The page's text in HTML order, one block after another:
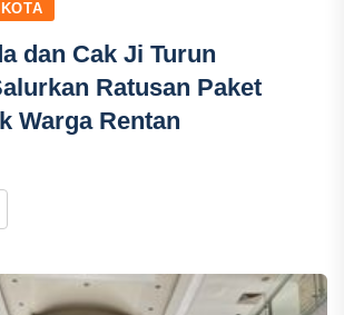
dan Cak Ji Turun
Ratusan Paket
Warga Rentan